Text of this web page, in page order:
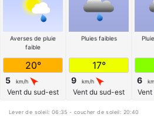
Averses de pluie
faible
20°
5 km/h
Vent du sud-est
Pluies faibles
17°
9 km/h
Vent du sud-est
6
Lever de soleil: 06:35 - coucher de soleil: 20:40